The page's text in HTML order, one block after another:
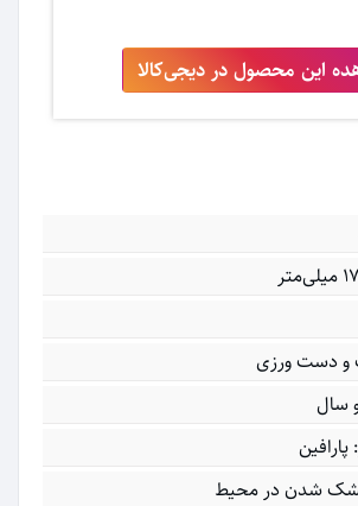
این محصول در دیجی‌کالا
و دست ورزی
سال
شدن در محیط